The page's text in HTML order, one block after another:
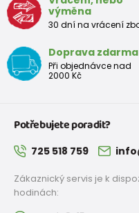
výměna
30 dní na vrácení
Doprava zdarma
Při objednávce nad
2000 Kč
Potřebujete poradit?
725 518 759
Zákaznický servis je k
hodinách: